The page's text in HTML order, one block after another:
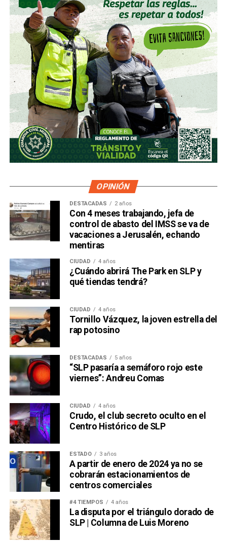
OPINIÓN
DESTACADAS 2 años
Con 4 meses trabajando, jefa de
control de abasto del IMSS se va de
vacaciones a Jerusalén, echando
mentiras
CIUDAD 4 años
¿Cuándo abrirá The Park en SLP y
qué tiendas tendrá?
CIUDAD 4 años
Tornillo Vázquez, la joven estrella del
rap potosino
DESTACADAS 5 años
“SLP pasaría a semáforo rojo este
viernes”: Andreu Comas
CIUDAD 4 años
Crudo, el club secreto oculto en el
Centro Histórico de SLP
ESTADO 3 años
A partir de enero de 2024 ya no se
cobrarán estacionamientos de
centros comerciales
#4 TIEMPOS 4 años
La disputa por el triángulo dorado de
SLP | Columna de Luis Moreno